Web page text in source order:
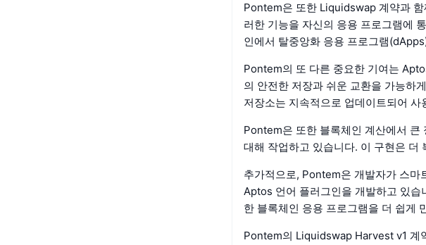
Pontem은 또한 Liquidswap 계약과
러한 기능을 자신의 응용 프로그램에
인에서 탈중앙화 응용 프로그램
Pontem의 또 다른 중요한 기여는
의 안전한 저장과 쉬운 교환을 가능하
저장소는 지속적으로 업데이트되어
Pontem은 또한 블록체인 계산에서
대해 작업하고 있습니다. 이 구현은 더
추가적으로, Pontem은 개발자가 스마
Aptos 언어 플러그인을 개발하고 있습
한 블록체인 응용 프로그램을 더 쉽게
Pontem의 Liquidswap Harvest v1 계